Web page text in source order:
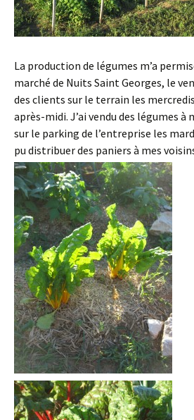
La production de légumes m’a
marché de Nuits Saint Georges, le
des clients sur le terrain les
après-midi. J’ai vendu des légumes à
sur le parking de l’entreprise les
pu distribuer des paniers à mes